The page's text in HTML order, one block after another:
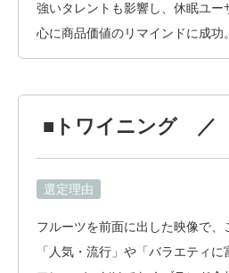
強いタレントも影響し、休眠ユー
心に商品価値のリマインドに成功
■トワイニング ／
選定理由
フルーツを前面に出した映像で、
「人気・流行」や「バラエティに